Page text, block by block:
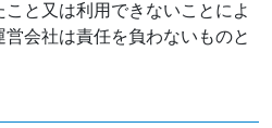
こと又は利用できないことによ
会社は責任を負わないものと